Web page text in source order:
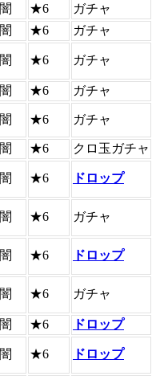
闇 ★6
ガチャ
闇 ★6
ガチャ
闇 ★6 ガチャ
闇 ★6
ガチャ
闇 ★6 ガチャ
闇 ★6
クロ玉ガチャ
闇 ★6 ドロップ
闇 ★6 ガチャ
闇 ★6 ドロップ
闇 ★6 ガチャ
闇 ★6
ドロップ
闇 ★6 ドロップ